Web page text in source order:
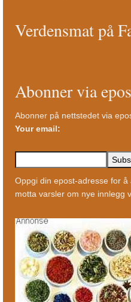
Verdensmat på
Abonner via
Abonner på nettstedet via
Your email:
Oppgi din epost-adresse for
motta varsler om nye innlegg